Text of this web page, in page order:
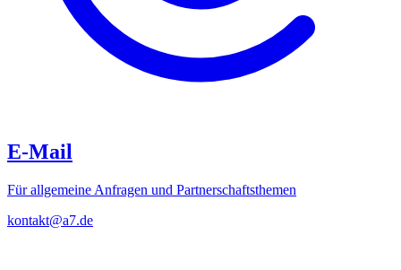
E-Mail
Für allgemeine Anfragen und Partnerschaftsthemen
kontakt@a7.de